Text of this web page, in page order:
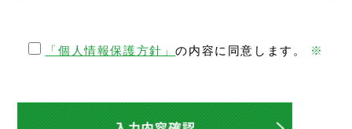
「個人情報保護方針」の内容に同意します。 ※